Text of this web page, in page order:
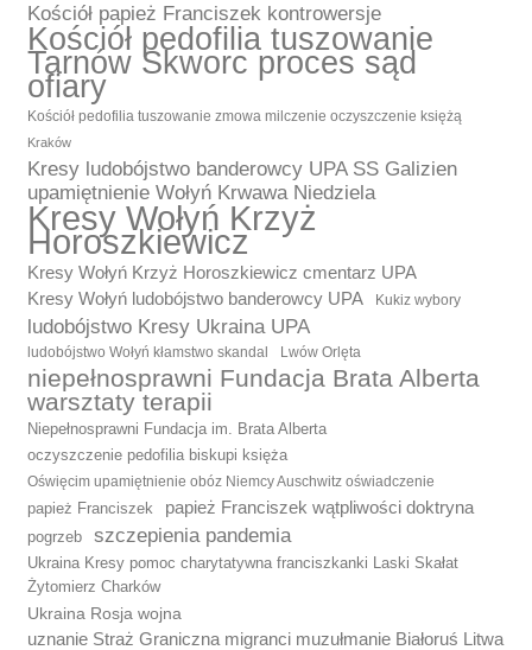
Kościół papież Franciszek kontrowersje
Kościół pedofilia tuszowanie
Tarnów Skworc proces sąd
ofiary
Kościół pedofilia tuszowanie zmowa milczenie oczyszczenie księżą
Kraków
Kresy ludobójstwo banderowcy UPA SS Galizien
upamiętnienie Wołyń Krwawa Niedziela
Kresy Wołyń Krzyż
Horoszkiewicz
Kresy Wołyń Krzyż Horoszkiewicz cmentarz UPA
Kresy Wołyń ludobójstwo banderowcy UPA
Kukiz wybory
ludobójstwo Kresy Ukraina UPA
ludobójstwo Wołyń kłamstwo skandal Lwów Orlęta
niepełnosprawni Fundacja Brata Alberta
warsztaty terapii
Niepełnosprawni Fundacja im. Brata Alberta
oczyszczenie pedofilia biskupi księża
Oświęcim upamiętnienie obóz Niemcy Auschwitz oświadczenie
papież Franciszek papież Franciszek wątpliwości doktryna
pogrzeb szczepienia pandemia
Ukraina Kresy pomoc charytatywna franciszkanki Laski Skałat
Żytomierz Charków
Ukraina Rosja wojna
uznanie Straż Graniczna migranci muzułmanie Białoruś Litwa